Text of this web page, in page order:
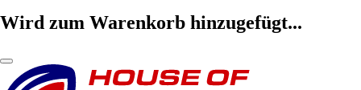
Wird zum Warenkorb hinzugefügt...